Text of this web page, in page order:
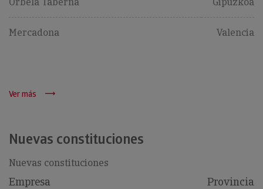
Mercadona Valencia
Ver más
Nuevas constituciones
Nuevas constituciones
Empresa Provincia